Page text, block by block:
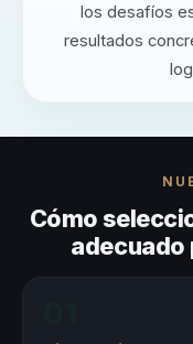
los desafíos
resultados
Cómo
adecuado